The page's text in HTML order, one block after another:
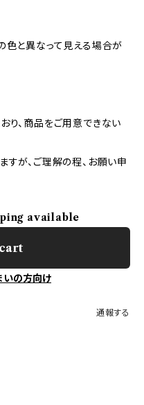
色と異なって見える場合が
り、商品をご用意できない
すが、ご理解の程、お願い申
available
いの方向け
通報する